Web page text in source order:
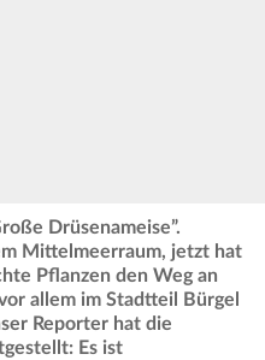
Drüsenameise”.
Mittelmeerraum, jetzt hat
Pflanzen den Weg an
allem im Stadtteil Bürgel
Reporter hat die
Es ist